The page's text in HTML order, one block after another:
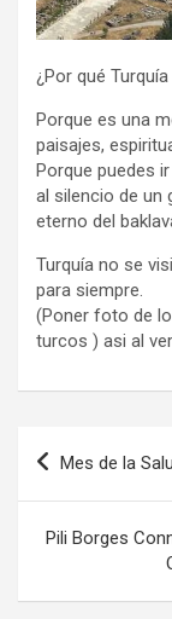
¿Por qué
Porque es una
paisajes,
Porque puedes
al silencio de un
eterno del
Turquía no se
para siempre.
(Poner foto de
turcos ) asi al
Navegación
de
Mes de la
Pili Borges